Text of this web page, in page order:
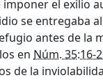
el exilio
se entregaba
antes de la
en Núm. 35:16-
de la